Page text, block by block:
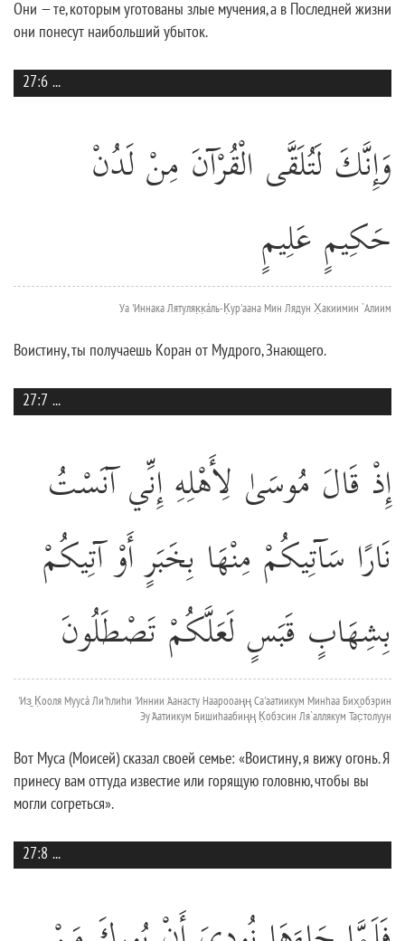
Они — те, которым уготованы злые мучения, а в Последней жизни
они понесут наибольший убыток.
27:6 ...
وَإِنَّكَ لَتُلَقَّى الْقُرْآنَ مِنْ لَدُنْ
حَكِيمٍ عَلِيمٍ
Уа 'Иннака Лятуляк̣к̣áль-К̣ур'аана Мин Лядун Х̣акиимин `Алиим
Воистину, ты получаешь Коран от Мудрого, Знающего.
27:7 ...
إِذْ قَالَ مُوسَىٰ لِأَهْلِهِ إِنِّي آنَسْتُ
نَارًا سَآتِيكُمْ مِنْهَا بِخَبَرٍ أَوْ آتِيكُمْ
بِشِهَابٍ قَبَسٍ لَعَلَّكُمْ تَصْطَلُونَ
'Из̱ К̣ооля Муусá Ли'hлиhи 'Иннии 'Аанасту Наарооаңң Са'аатиикум Минhаа Бих̮обэрин
Эу 'Аатиикум Бишиhаабиңң К̣обэсин Ля`аллякум Тас̣толуун
Вот Муса (Моисей) сказал своей семье: «Воистину, я вижу огонь. Я
принесу вам оттуда известие или горящую головню, чтобы вы
могли согреться».
27:8 ...